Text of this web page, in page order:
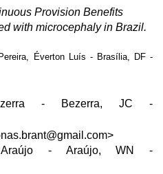
Provision Benefits
with microcephaly in Brazil.
Éverton Luís - Brasília, DF -
- Bezerra, JC -
>
Araújo - Araújo, WN -